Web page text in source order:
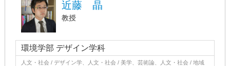
近藤 晶
教授
環境学部 デザイン学科
人文・社会 / デザイン学、人文・社会 / 美学、芸術論、人文・社会 / 地域